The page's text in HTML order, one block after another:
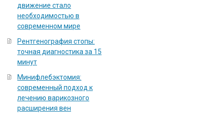
движение стало
необходимостью в
современном мире
Рентгенография стопы:
точная диагностика за 15
минут
Минифлебэктомия:
современный подход к
лечению варикозного
расширения вен